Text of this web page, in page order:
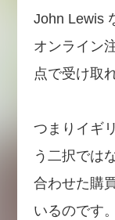
John Lewis
オンライン
点で受け取
つまりイギ
う二択では
合わせた購
いるのです。